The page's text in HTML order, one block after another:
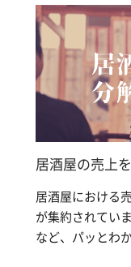
居酒屋の売上
居酒屋における
が集約されてい
など、パッとわ